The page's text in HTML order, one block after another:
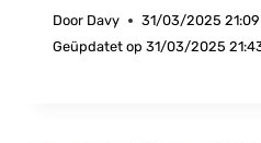
Door Davy
31/03/2025 21:09
Geüpdatet op 31/03/2025